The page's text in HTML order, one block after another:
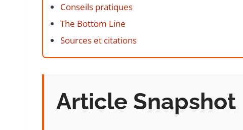
Conseils pratiques
The Bottom Line
Sources et citations
Article Snapshot